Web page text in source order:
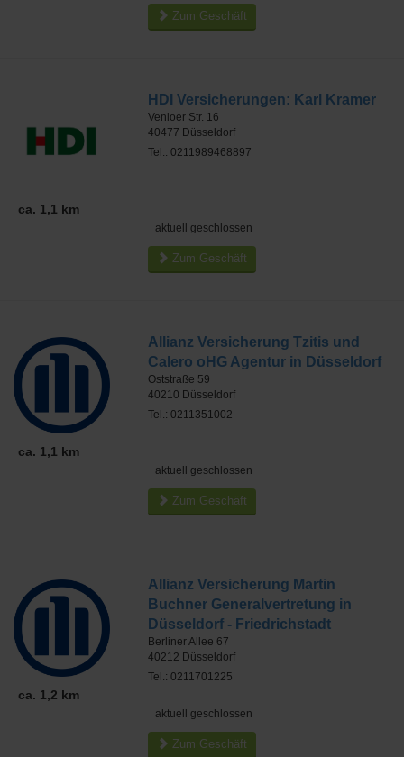
Zum Geschäft
ca. 1,1 km
HDI Versicherungen: Karl Kramer
Venloer Str. 16
40477 Düsseldorf
Tel.: 0211989468897
aktuell geschlossen
Zum Geschäft
ca. 1,1 km
Allianz Versicherung Tzitis und
Calero oHG Agentur in Düsseldorf
Oststraße 59
40210 Düsseldorf
Tel.: 0211351002
aktuell geschlossen
Zum Geschäft
ca. 1,2 km
Allianz Versicherung Martin
Buchner Generalvertretung in
Düsseldorf - Friedrichstadt
Berliner Allee 67
40212 Düsseldorf
Tel.: 0211701225
aktuell geschlossen
Zum Geschäft